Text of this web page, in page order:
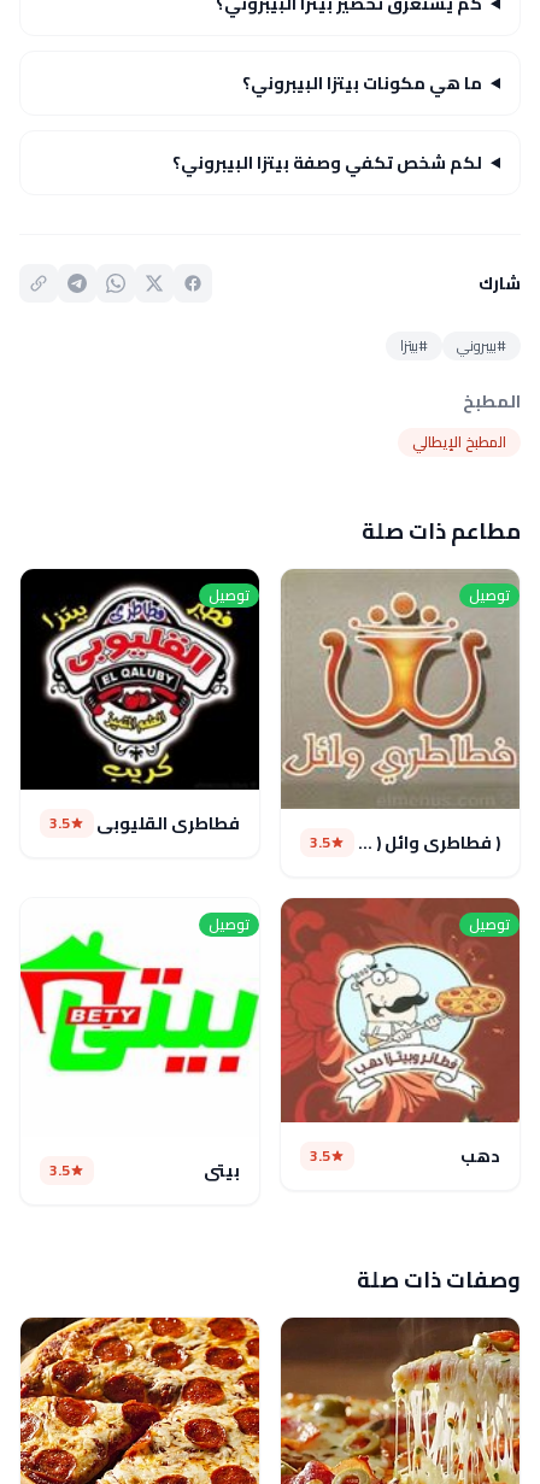
ما هي مكونات بيتزا البيبروني؟
لكم شخص تكفي وصفة بيتزا البيبروني؟
شارك
#بيبروني #بيتزا
المطبخ
المطبخ الإيطالي
مطاعم ذات صلة
توصيل
( فطاطرى وائل ( مغلق مؤقتا 3.5
توصيل
فطاطرى القليوبى 3.5
توصيل
دهب 3.5
توصيل
بيتي 3.5
وصفات ذات صلة